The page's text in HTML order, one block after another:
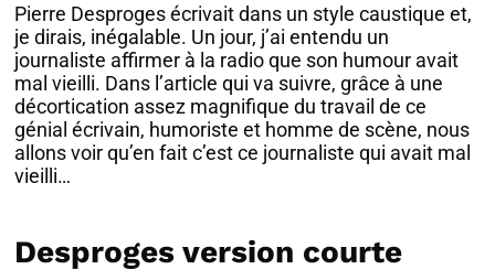
Pierre Desproges écrivait dans un style caustique et,
je dirais, inégalable. Un jour, j’ai entendu un
journaliste affirmer à la radio que son humour avait
mal vieilli. Dans l’article qui va suivre, grâce à une
décortication assez magnifique du travail de ce
génial écrivain, humoriste et homme de scène, nous
allons voir qu’en fait c’est ce journaliste qui avait mal
vieilli…
Desproges version courte